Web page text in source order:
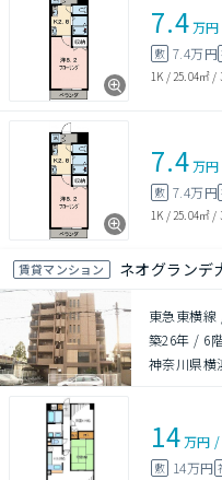
7.4万円
敷 7.4万円
1K / 25.04㎡ /
7.4万円
敷 7.4万円
1K / 25.04㎡ /
賃貸マンション ネオグランデ
東急東横
築26年 / 6
神奈川県横
14万円
敷 14万円